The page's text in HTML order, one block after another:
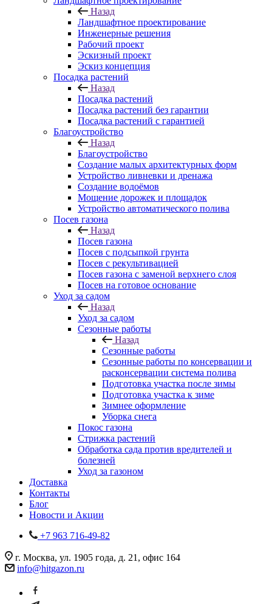
Назад
Ландшафтное проектирование
Инженерные решения
Рабочий проект
Эскизный проект
Эскиз концепция
Посадка растений
Назад
Посадка растений
Посадка растений без гарантии
Посадка растений с гарантией
Благоустройство
Назад
Благоустройство
Создание малых архитектурных форм
Устройство ливневки и дренажа
Создание водоёмов
Мощение дорожек и площадок
Устройство автоматического полива
Посев газона
Назад
Посев газона
Посев с подсыпкой грунта
Посев с рекультивацией
Посев газона с заменой верхнего слоя
Посев на готовое основание
Уход за садом
Назад
Уход за садом
Сезонные работы
Назад
Сезонные работы
Сезонные работы по консервации и
расконсервации система полива
Подготовка участка после зимы
Подготовка участка к зиме
Зимнее оформление
Уборка снега
Покос газона
Стрижка растений
Обработка сада против вредителей и
болезней
Уход за газоном
Доставка
Контакты
Блог
Новости и Акции
+7 963 716-49-82
г. Москва, ул. 1905 года, д. 21, офис 164
info@hitgazon.ru